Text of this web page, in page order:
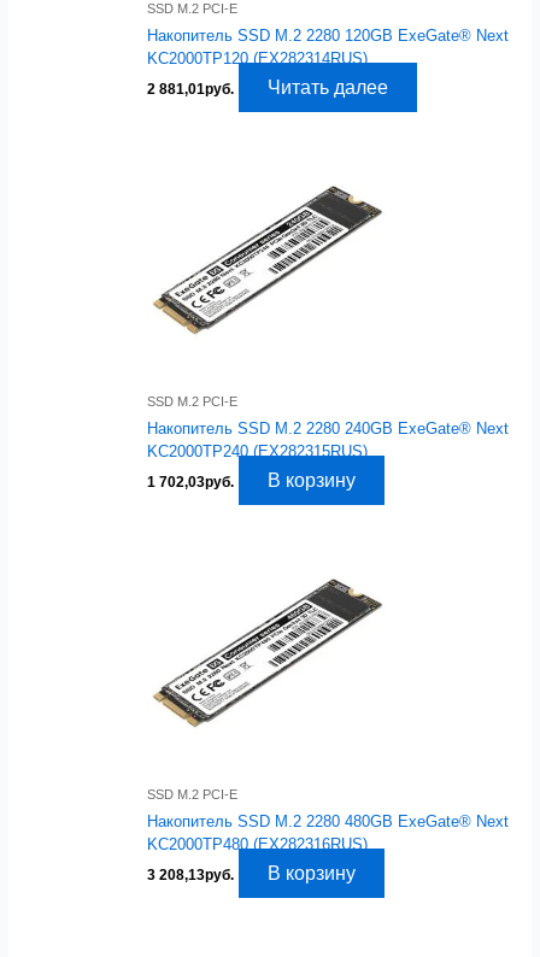
SSD M.2 PCI-E
Накопитель SSD M.2 2280 120GB ExeGate® Next
KC2000TP120 (EX282314RUS)
2 881,01руб. Читать далее
SSD M.2 PCI-E
Накопитель SSD M.2 2280 240GB ExeGate® Next
KC2000TP240 (EX282315RUS)
1 702,03руб. В корзину
SSD M.2 PCI-E
Накопитель SSD M.2 2280 480GB ExeGate® Next
KC2000TP480 (EX282316RUS)
3 208,13руб. В корзину